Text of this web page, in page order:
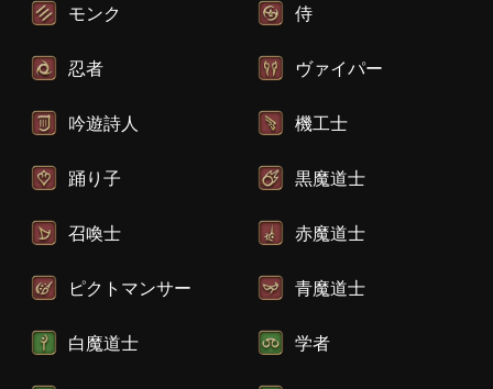
モンク 侍
忍者 ヴァイパー
吟遊詩人 機工士
踊り子 黒魔道士
召喚士 赤魔道士
ピクトマンサー 青魔道士
白魔道士 学者